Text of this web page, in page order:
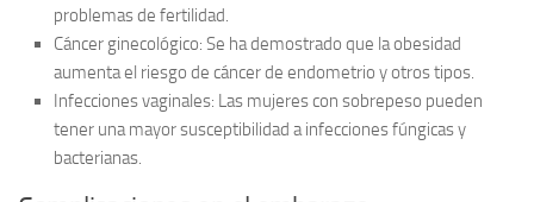
problemas de fertilidad.
Cáncer ginecológico: Se ha demostrado que la obesidad
aumenta el riesgo de cáncer de endometrio y otros tipos.
Infecciones vaginales: Las mujeres con sobrepeso pueden
tener una mayor susceptibilidad a infecciones fúngicas y
bacterianas.